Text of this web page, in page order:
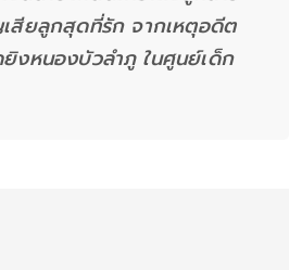
ยลูกสุดที่รัก จากเหตุอดีต
งหนองบัวลำภู ในศูนย์เด็ก